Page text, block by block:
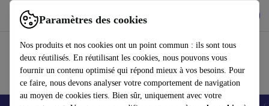
Paramètres des cookies
Nos produits et nos cookies ont un point commun : ils sont tous
deux réutilisés. En réutilisant les cookies, nous pouvons vous
fournir un contenu optimisé qui répond mieux à vos besoins. Pour
ce faire, nous devons analyser votre comportement de navigation
au moyen de cookies tiers. Bien sûr, uniquement avec votre
Utilisez refurbed rapidement et facilement